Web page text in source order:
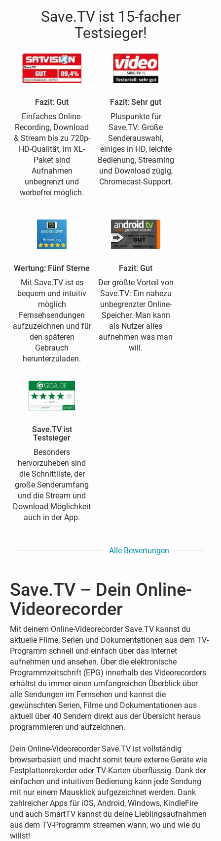
Save.TV ist 15-facher
Testsieger!
Fazit: Gut
Einfaches Online-
Recording, Download
& Stream bis zu 720p-
HD-Qualität, im XL-
Paket sind
Aufnahmen
unbegrenzt und
werbefrei möglich.
Fazit: Sehr gut
Pluspunkte für
Save.TV: Große
Senderauswahl,
einiges in HD, leichte
Bedienung, Streaming
und Download zügig,
Chromecast-Support.
Wertung: Fünf Sterne
Mit Save.TV ist es
bequem und intuitiv
möglich
Fernsehsendungen
aufzuzeichnen und für
den späteren
Gebrauch
herunterzuladen.
Fazit: Gut
Der größte Vorteil von
Save.TV: Ein nahezu
unbegrenzter Online-
Speicher. Man kann
als Nutzer alles
aufnehmen was man
will.
Save.TV ist
Testsieger
Besonders
hervorzuheben sind
die Schnittliste, der
große Senderumfang
und die Stream und
Download Möglichkeit
auch in der App.
Alle Bewertungen
Save.TV – Dein Online-
Videorecorder
Mit deinem Online-Videorecorder Save.TV kannst du
aktuelle Filme, Serien und Dokumentationen aus dem TV-
Programm schnell und einfach über das Internet
aufnehmen und ansehen. Über die elektronische
Programmzeitschrift (EPG) innerhalb des Videorecorders
erhältst du immer einen umfangreichen Überblick über
alle Sendungen im Fernsehen und kannst die
gewünschten Serien, Filme und Dokumentationen aus
aktuell über 40 Sendern direkt aus der Übersicht heraus
programmieren und aufzeichnen.
Dein Online-Videorecorder Save.TV ist vollständig
browserbasiert und macht somit teure externe Geräte wie
Festplattenrekorder oder TV-Karten überflüssig. Dank der
einfachen und intuitiven Bedienung kann jede Sendung
mit nur einem Mausklick aufgezeichnet werden. Dank
zahlreicher Apps für iOS, Android, Windows, KindleFire
und auch SmartTV kannst du deine Lieblingsaufnahmen
aus dem TV-Programm streamen wann, wo und wie du
willst!